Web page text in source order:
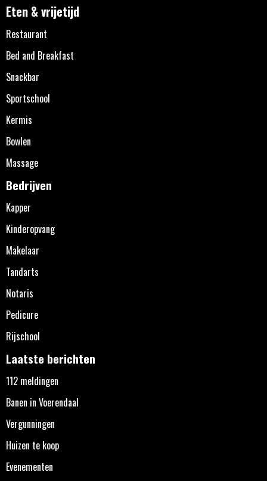
Eten & vrijetijd
Restaurant
Bed and Breakfast
Snackbar
Sportschool
Kermis
Bowlen
Massage
Bedrijven
Kapper
Kinderopvang
Makelaar
Tandarts
Notaris
Pedicure
Rijschool
Laatste berichten
112 meldingen
Banen in Voerendaal
Vergunningen
Huizen te koop
Evenementen